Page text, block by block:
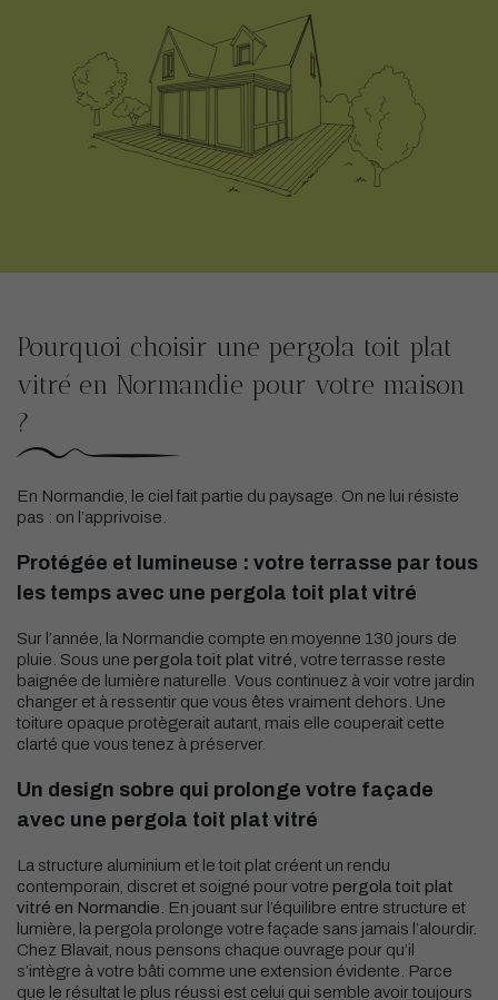
Pourquoi choisir une pergola toit plat
vitré en Normandie pour votre maison
?
En Normandie, le ciel fait partie du paysage. On ne lui résiste
pas : on l’apprivoise.
Protégée et lumineuse : votre terrasse par tous
les temps avec une pergola toit plat vitré
Sur l’année, la Normandie compte en moyenne 130 jours de
pluie. Sous une pergola toit plat vitré, votre terrasse reste
baignée de lumière naturelle. Vous continuez à voir votre jardin
changer et à ressentir que vous êtes vraiment dehors. Une
toiture opaque protègerait autant, mais elle couperait cette
clarté que vous tenez à préserver.
Un design sobre qui prolonge votre façade
avec une pergola toit plat vitré
La structure aluminium et le toit plat créent un rendu
contemporain, discret et soigné pour votre pergola toit plat
vitré en Normandie . En jouant sur l’équilibre entre structure et
lumière, la pergola prolonge votre façade sans jamais l’alourdir.
Chez Blavait, nous pensons chaque ouvrage pour qu’il
s’intègre à votre bâti comme une extension évidente. Parce
que le résultat le plus réussi est celui qui semble avoir toujours